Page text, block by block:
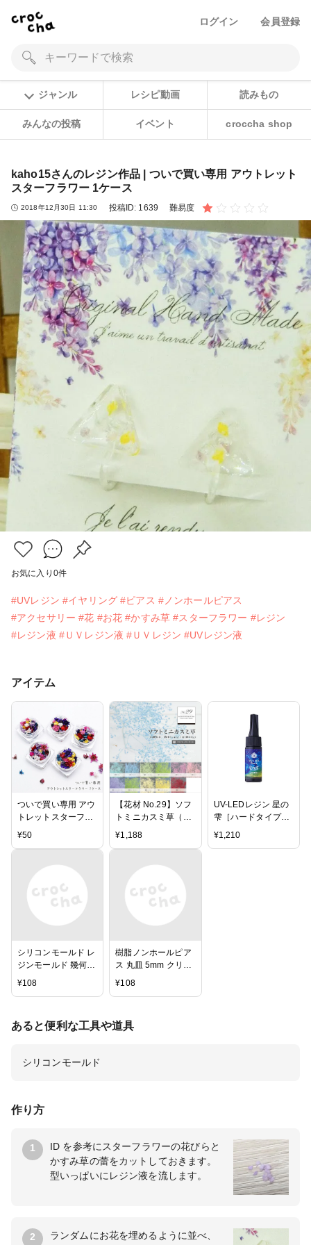
ログイン 会員登録
ジャンル レシピ動画 読みもの
みんなの投稿 イベント croccha shop
kaho15さんのレジン作品 | ついで買い専用 アウトレット
スターフラワー 1ケース
2018年12月30日 11:30 投稿ID: 1639 難易度
お気に入り 0件
#UVレジン #イヤリング #ピアス #ノンホールピアス
#アクセサリー #花 #お花 #かすみ草 #スターフラワー #レジン
#レジン液 #ＵＶレジン液 #ＵＶレジン #UVレジン液
アイテム
ついで買い専用 アウ
トレットスターフラ
ワー 1ケース
¥50
【花材 No.29】ソフ
トミニカスミ草（プ
リザーブドフラワー/
大地農園 00010）1
ウム/フラワーアレン
ジメント/リース/サ
シェ/フローラルワッ
クス/キャンドル/メ
ディスンボトル/アロ
¥1,188
UV-LEDレジン 星の
雫［ハードタイプ］
25ｇ
¥1,210
シリコンモールド レ
ジンモールド 幾何学
丸＆四角＆三角＆菱
¥108
樹脂ノンホールピア
ス 丸皿 5mm クリア
【10ヶ】
¥108
作り方
1
ID を参考にスターフラワーの花びらと
かすみ草の蕾をカットしておきます。
型いっぱいにレジン液を流します。
2
ランダムにお花を埋めるように並べ、
あると便利な工具や道具
シリコンモールド